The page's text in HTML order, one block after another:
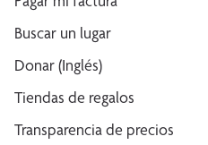
Buscar un lugar
Donar (Inglés)
Tiendas de regalos
Transparencia de precios